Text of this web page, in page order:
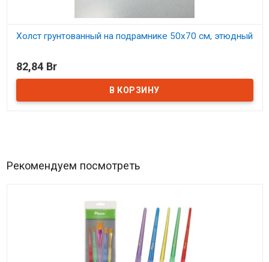
Холст грунтованный на подрамнике 50х70 см, этюдный
82,84 Br
Рекомендуем посмотреть